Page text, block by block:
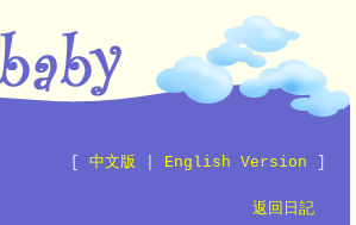
中文版 English Version
返回日記